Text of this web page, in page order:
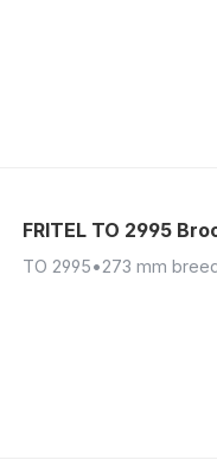
FRITEL TO 2995
TO 2995•273 mm